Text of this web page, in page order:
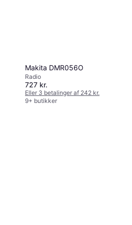
Makita DMR056O
Radio
727 kr.
Eller 3 betalinger af 242 kr.
9+ butikker